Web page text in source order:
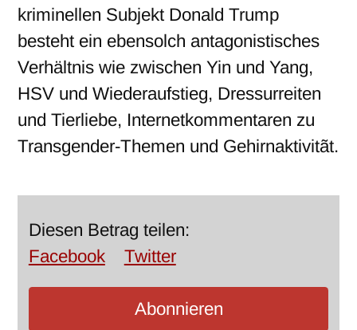
kriminellen Subjekt Donald Trump
besteht ein ebensolch antagonistisches
Verhältnis wie zwischen Yin und Yang,
HSV und Wiederaufstieg, Dressurreiten
und Tierliebe, Internetkommentaren zu
Transgender-Themen und Gehirnaktivitãt.
Diesen Betrag teilen:
Facebook
Twitter
Abonnieren